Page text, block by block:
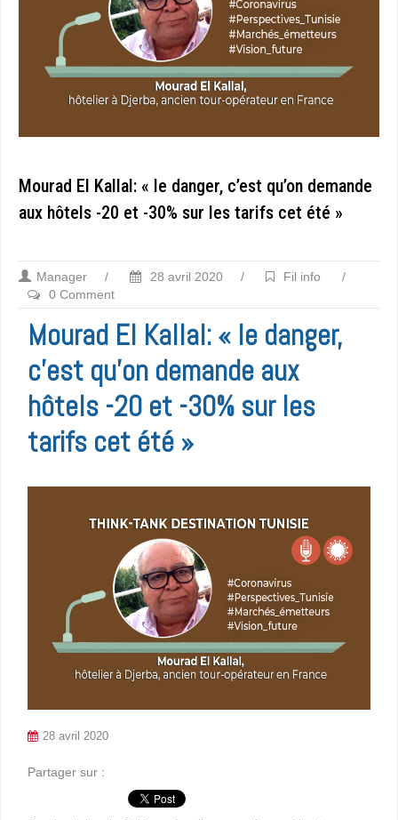
Mourad El Kallal: « le danger, c’est qu’on demande
aux hôtels -20 et -30% sur les tarifs cet été »
Manager / 28 avril 2020 / Fil info
/
0 Comment
Mourad El Kallal: « le danger,
c’est qu’on demande aux
hôtels -20 et -30% sur les
tarifs cet été »
28 avril 2020
Partager sur :